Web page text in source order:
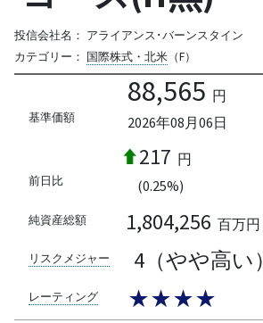
投信会社名： アライアンス･バーンスタイン
カテゴリー： 国際株式・北米（F）
基準価額
88,565 円
2026年08月06日
前日比
217 円
(0.25%)
純資産総額 1,804,256 百万円
リスクメジャー 4（やや高い）
レーティング ★★★★